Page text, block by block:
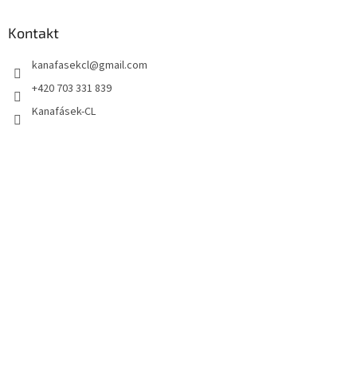
Kontakt
kanafasekcl@gmail.com
+420 703 331 839
Kanafásek-CL